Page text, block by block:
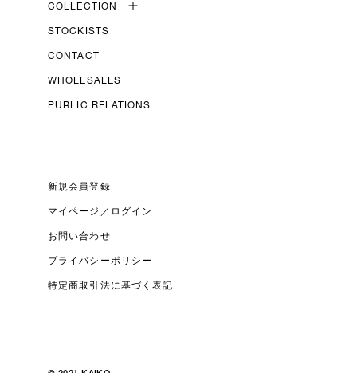
COLLECTION
STOCKISTS
CONTACT
WHOLESALES
PUBLIC RELATIONS
新規会員登録
マイページ／ログイン
お問い合わせ
プライバシーポリシー
特定商取引法に基づく表記